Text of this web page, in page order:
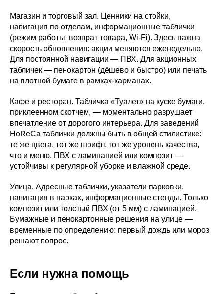
Магазин и торговый зал. Ценники на стойки,
навигация по отделам, информационные таблички
(режим работы, возврат товара, Wi-Fi). Здесь важна
скорость обновления: акции меняются еженедельно.
Для постоянной навигации — ПВХ. Для акционных
табличек — пенокартон (дёшево и быстро) или печать
на плотной бумаге в рамках-карманах.
Кафе и ресторан. Табличка «Туалет» на куске бумаги,
приклеенном скотчем, — моментально разрушает
впечатление от дорогого интерьера. Для заведений
HoReCa таблички должны быть в общей стилистике:
те же цвета, тот же шрифт, тот же уровень качества,
что и меню. ПВХ с ламинацией или композит —
устойчивы к регулярной уборке и влажной среде.
Улица. Адресные таблички, указатели парковки,
навигация в парках, информационные стенды. Только
композит или толстый ПВХ (от 5 мм) с ламинацией.
Бумажные и пенокартонные решения на улице —
временные по определению: первый дождь или мороз
решают вопрос.
Если нужна помощь